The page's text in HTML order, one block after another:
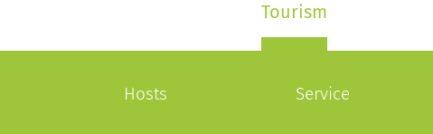
Tourism
Hosts Service